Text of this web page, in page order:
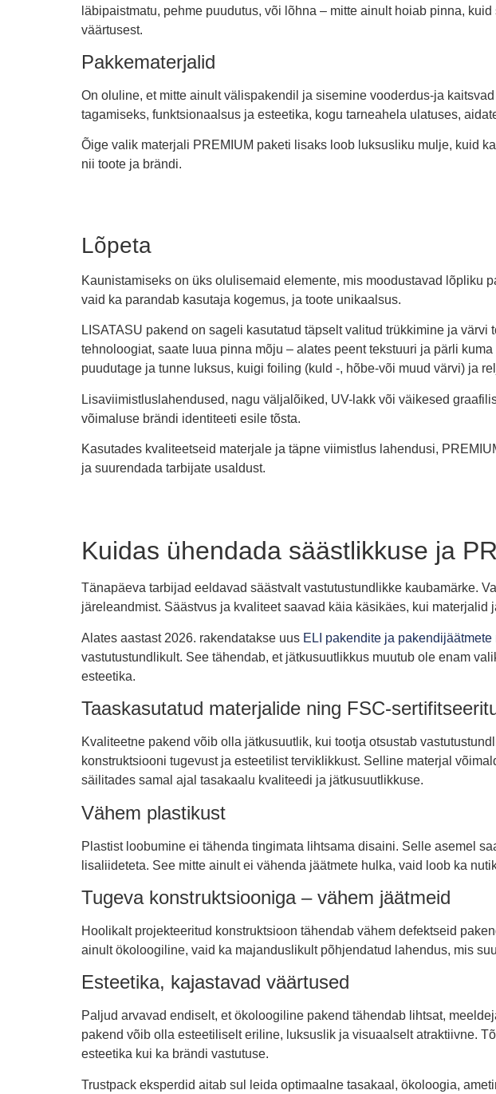
läbipaistmatu, pehme puudutus, või lõhna – mitte ainult hoiab pinna,
väärtusest.
Pakkematerjalid
On oluline, et mitte ainult välispakendil ja sisemine vooderdus-ja
tagamiseks, funktsionaalsus ja esteetika, kogu tarneahela ulatuses,
Õige valik materjali PREMIUM paketi lisaks loob luksusliku mulje, kuid
nii toote ja brändi.
Lõpeta
Kaunistamiseks on üks olulisemaid elemente, mis moodustavad lõpliku
vaid ka parandab kasutaja kogemus, ja toote unikaalsus.
LISATASU pakend on sageli kasutatud täpselt valitud trükkimine ja
tehnoloogiat, saate luua pinna mõju – alates peent tekstuuri ja pärli
puudutage ja tunne luksus, kuigi foiling (kuld -, hõbe-või muud värvi) ja
Lisaviimistluslahendused, nagu väljalõiked, UV-lakk või väikesed
võimaluse brändi identiteeti esile tõsta.
Kasutades kvaliteetseid materjale ja täpne viimistlus lahendusi,
ja suurendada tarbijate usaldust.
Kuidas ühendada säästlikkuse ja
Tänapäeva tarbijad eeldavad säästvalt vastutustundlikke kaubamärke.
järeleandmist. Säästvus ja kvaliteet saavad käia käsikäes, kui
Alates aastast 2026. rakendatakse uus ELI pakendite ja
vastutustundlikult. See tähendab, et jätkusuutlikkus muutub ole enam
esteetika.
Taaskasutatud materjalide ning FSC-
Kvaliteetne pakend võib olla jätkusuutlik, kui tootja otsustab
konstruktsiooni tugevust ja esteetilist terviklikkust. Selline materjal
säilitades samal ajal tasakaalu kvaliteedi ja jätkusuutlikkuse.
Vähem plastikust
Plastist loobumine ei tähenda tingimata lihtsama disaini. Selle asemel
lisaliideteta. See mitte ainult ei vähenda jäätmete hulka, vaid loob ka
Tugeva konstruktsiooniga – vähem jäätmeid
Hoolikalt projekteeritud konstruktsioon tähendab vähem defektseid
ainult ökoloogiline, vaid ka majanduslikult põhjendatud lahendus, mis
Esteetika, kajastavad väärtused
Paljud arvavad endiselt, et ökoloogiline pakend tähendab lihtsat,
pakend võib olla esteetiliselt eriline, luksuslik ja visuaalselt atraktiivne.
esteetika kui ka brändi vastutuse.
Trustpack eksperdid aitab sul leida optimaalne tasakaal, ökoloogia,